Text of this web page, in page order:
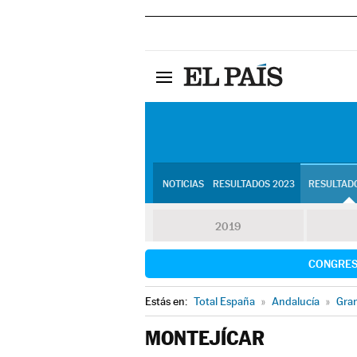
NOTICIAS RESULTADOS 2023
2019
Estás en: Total España » Andalucía »
MONTEJÍCAR